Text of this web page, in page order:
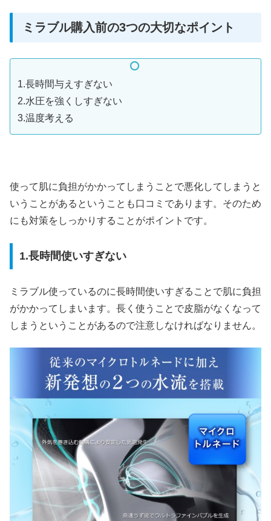
ミラブル購入前の3つの大切なポイント
1.長時間与えすぎない
2.水圧を強くしすぎない
3.温度考える
使って肌に負担がかかってしまうことで悪化してしまうと
いうことがあるということも口コミであります。そのため
にも対策をしっかりすることがポイントです。
1.長時間使いすぎない
ミラブル使っているのに長時間使いすぎることで肌に負担
がかかってしまいます。長く使うことで皮脂がなくなって
しまうということがあるので注意しなければなりません。